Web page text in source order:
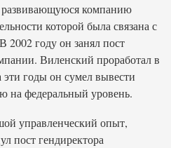
развивающуюся компанию
которой была связана с
году он занял пост
Виленский проработал в
годы он сумел вывести
на федеральный уровень.
управленческий опыт,
пост гендиректора